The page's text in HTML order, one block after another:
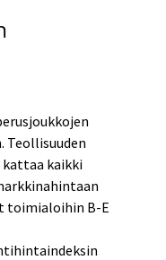
kaikki
toimialoihin B-E